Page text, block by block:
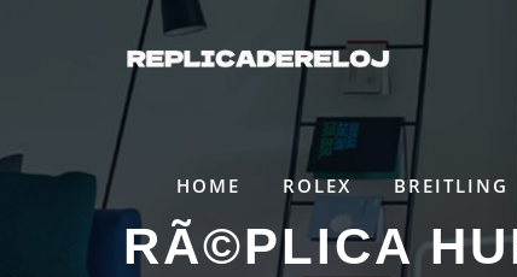
HOME ROLEX BREITLING
RÃ©PLICA